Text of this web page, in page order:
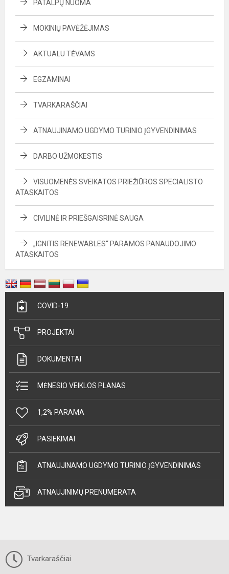
PATALPŲ NUOMA
MOKINIŲ PAVĖŽĖJIMAS
AKTUALU TĖVAMS
EGZAMINAI
TVARKARAŠČIAI
ATNAUJINAMO UGDYMO TURINIO ĮGYVENDINIMAS
DARBO UŽMOKESTIS
VISUOMENĖS SVEIKATOS PRIEŽIŪROS SPECIALISTO
ATASKAITOS
CIVILINĖ IR PRIEŠGAISRINĖ SAUGA
„IGNITIS RENEWABLES“ PARAMOS PANAUDOJIMO
ATASKAITOS
COVID-19
PROJEKTAI
DOKUMENTAI
MĖNESIO VEIKLOS PLANAS
1,2% PARAMA
PASIEKIMAI
ATNAUJINAMO UGDYMO TURINIO ĮGYVENDINIMAS
ATNAUJINIMŲ PRENUMERATA
Tvarkaraščiai